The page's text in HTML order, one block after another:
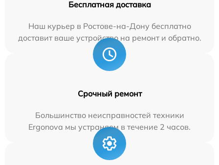
Бесплатная доставка
Наш курьер в Ростове-на-Дону бесплатно
доставит ваше устройство на ремонт и обратно.
Срочный ремонт
Большинство неисправностей техники
Ergonova мы устраняем в течение 2 часов.